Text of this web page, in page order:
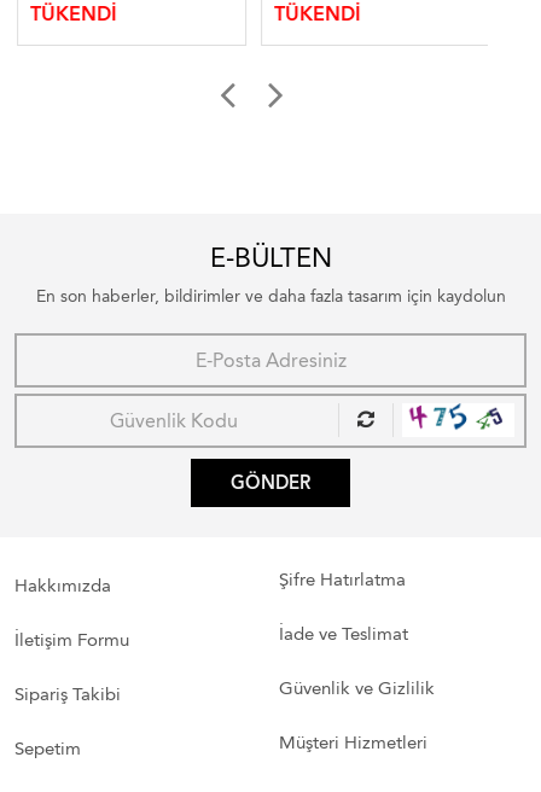
TÜKENDİ TÜKENDİ
E-BÜLTEN
En son haberler, bildirimler ve daha fazla tasarım için kaydolun
GÖNDER
Hakkımızda
İletişim Formu
Sipariş Takibi
Sepetim
Şifre Hatırlatma
İade ve Teslimat
Güvenlik ve Gizlilik
Müşteri Hizmetleri